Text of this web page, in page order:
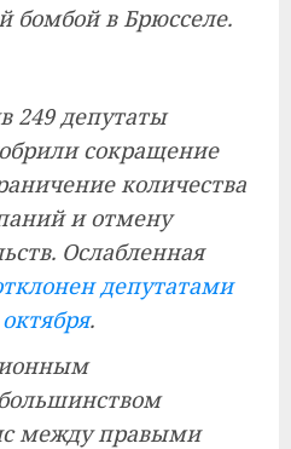
бомбой в Брюсселе.
249 депутаты
сокращение
количества
и отмену
Ослабленная
депутатами
.
между правыми